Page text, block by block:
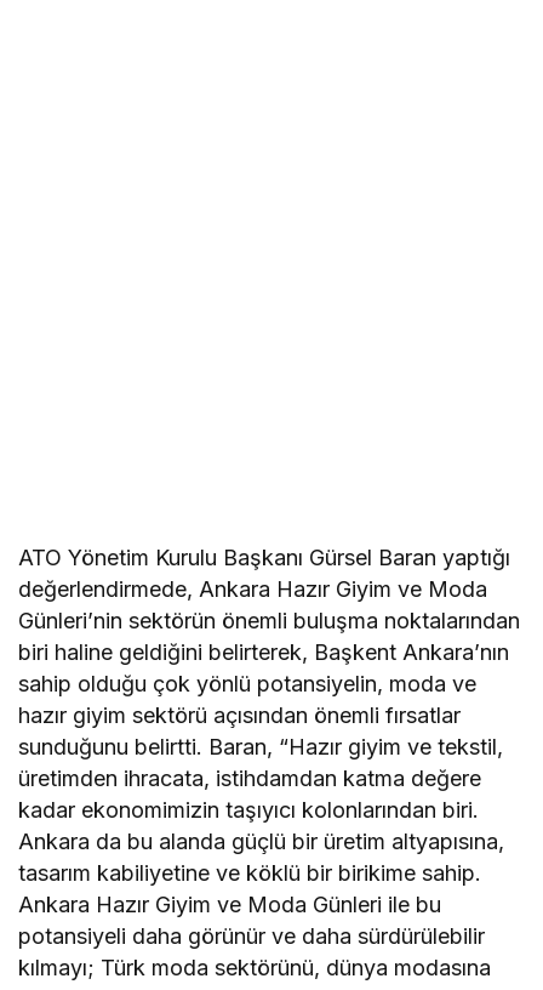
ATO Yönetim Kurulu Başkanı Gürsel Baran yaptığı
değerlendirmede, Ankara Hazır Giyim ve Moda
Günleri’nin sektörün önemli buluşma noktalarından
biri haline geldiğini belirterek, Başkent Ankara’nın
sahip olduğu çok yönlü potansiyelin, moda ve
hazır giyim sektörü açısından önemli fırsatlar
sunduğunu belirtti. Baran, “Hazır giyim ve tekstil,
üretimden ihracata, istihdamdan katma değere
kadar ekonomimizin taşıyıcı kolonlarından biri.
Ankara da bu alanda güçlü bir üretim altyapısına,
tasarım kabiliyetine ve köklü bir birikime sahip.
Ankara Hazır Giyim ve Moda Günleri ile bu
potansiyeli daha görünür ve daha sürdürülebilir
kılmayı; Türk moda sektörünü, dünya modasına